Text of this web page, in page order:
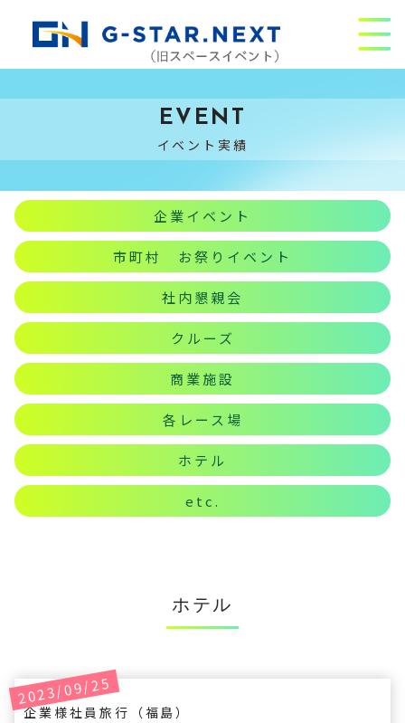
EVENT
イベント実績
企業イベント
市町村 お祭りイベント
社内懇親会
クルーズ
商業施設
各レース場
ホテル
etc.
ホテル
2023/09/25
企業様社員旅行（福島）